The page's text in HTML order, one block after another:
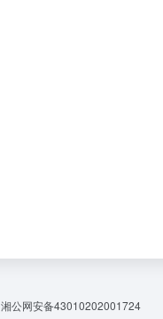
湘公网安备43010202001724